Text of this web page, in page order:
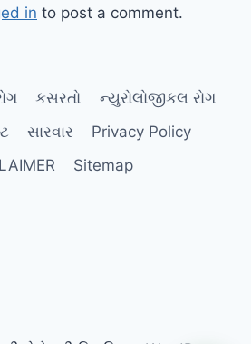
in to post a comment.
કસરતો
ન્યુરોલોજીકલ રોગ
સારવાર
Privacy Policy
Sitemap